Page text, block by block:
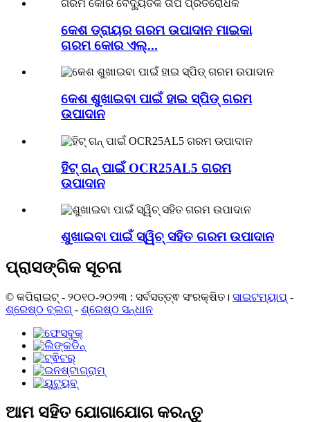
କେଶ ଡ୍ରାୟର ଗରମ ଉପାଦାନ ମାଇକା
ଗରମ କୋର ଏଲ୍...
କେଶ ଶୁଖାଇବା ପାଇଁ ହାଇ ସ୍ପିଡ୍ ଗରମ
ଉପାଦାନ
ହିଟ୍ ଗନ୍ ପାଇଁ OCR25AL5 ଗରମ
ଉପାଦାନ
ଶୁଖାଇବା ପାଇଁ ସ୍ୱିଚ୍ ସହିତ ଗରମ ଉପାଦାନ
ପ୍ରାସଙ୍ଗିକ ସୂଚନା
© କପିରାଇଟ୍ - ୨୦୧୦-୨୦୨୩ : ସର୍ବସତ୍ତ୍ଵ ସଂରକ୍ଷିତ। ସାଇଟମ୍ୟାପ୍ -
ଶ୍ରେଷ୍ଠ ବ୍ଲଗ୍ - ଶ୍ରେଷ୍ଠ ସନ୍ଧାନ
ଆମ ସହିତ ଯୋଗାଯୋଗ କରନ୍ତୁ